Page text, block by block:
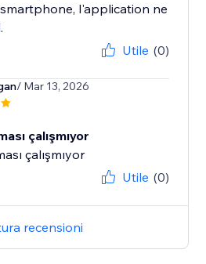
l'application ne
Utile (0)
/ Mar 13, 2026
çalışmıyor
çalışmıyor
Utile (0)
recensioni